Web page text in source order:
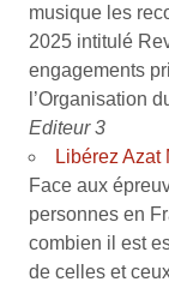
musique les
2025 intitulé
engagements
l’Organisation
Editeur 3
Libérez Azat
Face aux
personnes en
combien il est
de celles et